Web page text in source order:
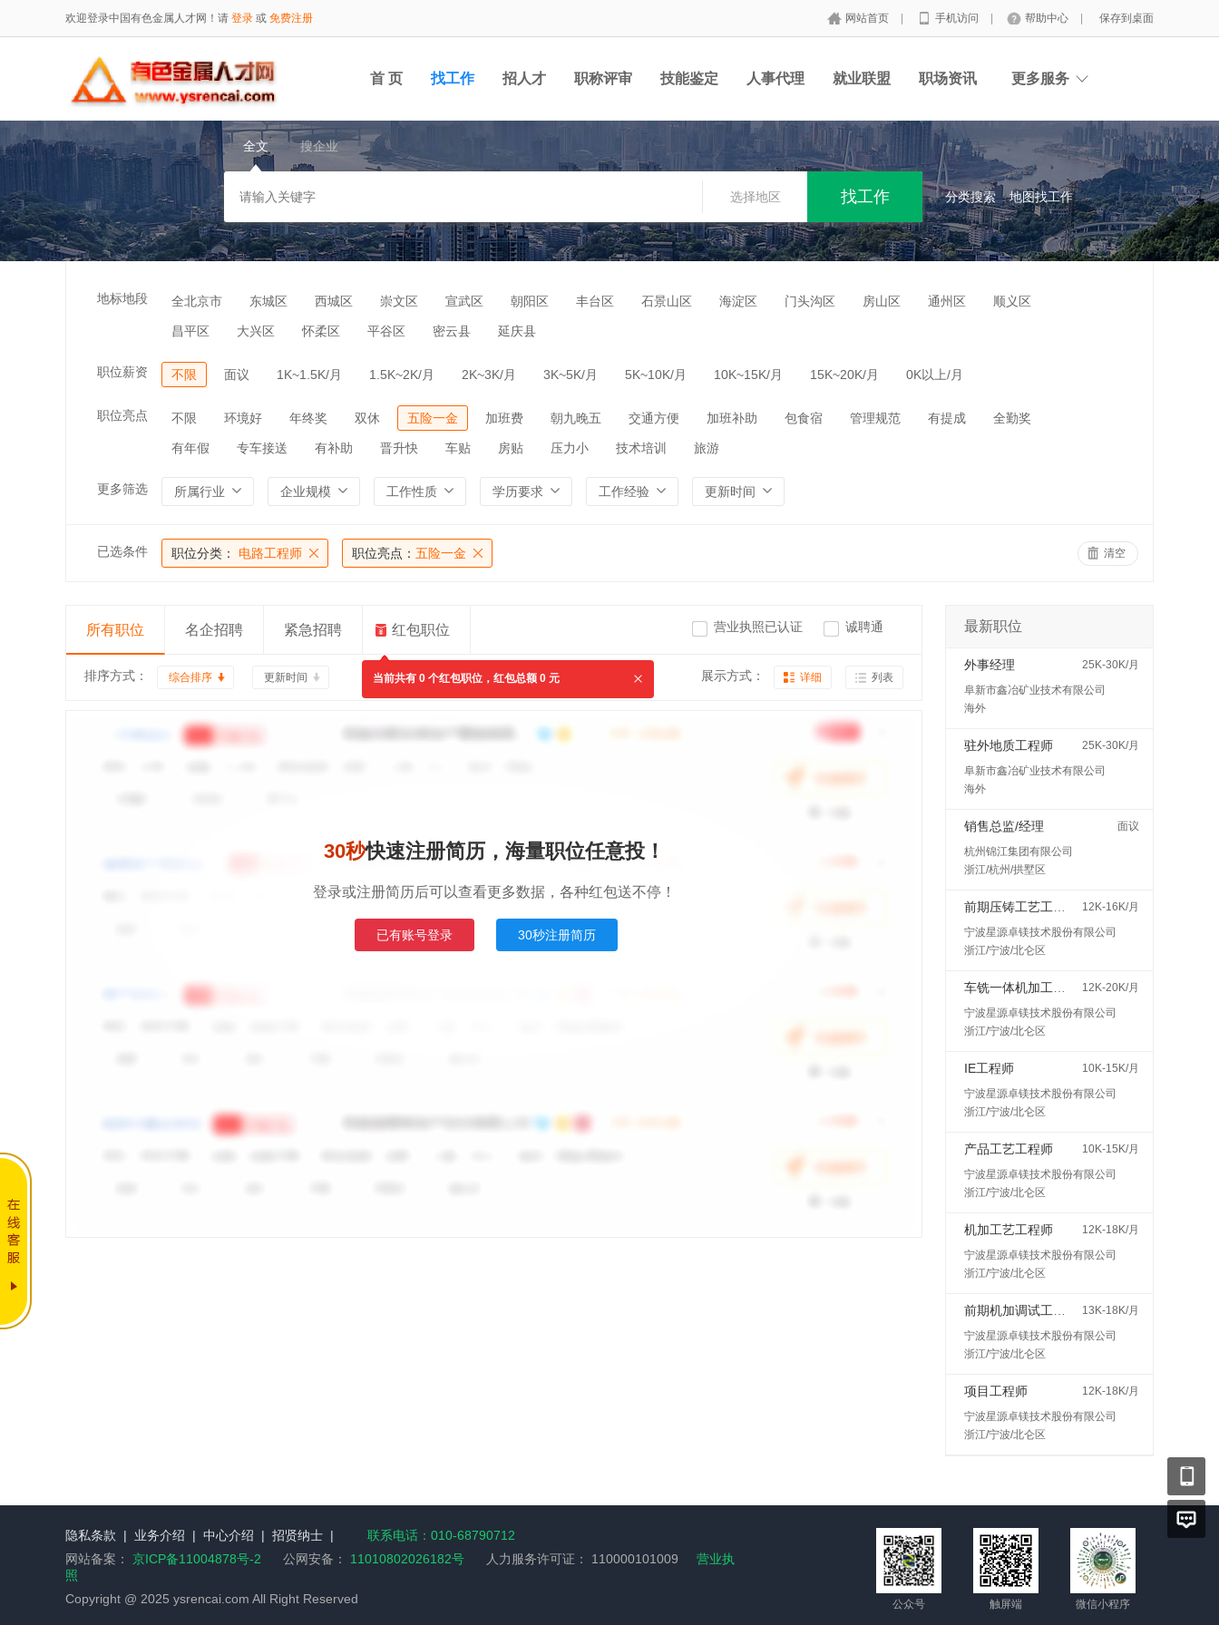
欢迎登录中国有色金属人才网！请 登录 或 免费注册 网站首页 手机访问 帮助中心 保存到桌面
首 页 找工作 招人才 职称评审 技能鉴定 人事代理 就业联盟 职场资讯 更多服务
全文 搜企业
选择地区 分类搜索 地图找工作
地标地段 全北京市 东城区 西城区 崇文区 宣武区 朝阳区 丰台区 石景山区 海淀区 门头沟区 房山区 通州区 顺义区
昌平区 大兴区 怀柔区 平谷区 密云县 延庆县
职位薪资 不限 面议 1K~1.5K/月 1.5K~2K/月 2K~3K/月 3K~5K/月 5K~10K/月 10K~15K/月 15K~20K/月 0K以上/月
职位亮点 不限 环境好 年终奖 双休 五险一金 加班费 朝九晚五 交通方便 加班补助 包食宿 管理规范 有提成 全勤奖
有年假 专车接送 有补助 晋升快 车贴 房贴 压力小 技术培训 旅游
更多筛选 所属行业 企业规模 工作性质 学历要求 工作经验 更新时间
已选条件 职位分类： 电路工程师 职位亮点： 五险一金 清空
所有职位 名企招聘 紧急招聘 红包职位
当前共有 0 个红包职位，红包总额 0 元
营业执照已认证 诚聘通
排序方式： 综合排序 更新时间 展示方式： 详细 列表
30秒快速注册简历，海量职位任意投！
登录或注册简历后可以查看更多数据，各种红包送不停！
已有账号登录 30秒注册简历
最新职位
外事经理
25K-30K/月
阜新市鑫冶矿业技术有限公司
海外
驻外地质工程师
25K-30K/月
阜新市鑫冶矿业技术有限公司
海外
销售总监/经理
面议
杭州锦江集团有限公司
浙江/杭州/拱墅区
12K-16K/月
宁波星源卓镁技术股份有限公司
浙江/宁波/北仑区
12K-20K/月
宁波星源卓镁技术股份有限公司
浙江/宁波/北仑区
IE工程师
10K-15K/月
宁波星源卓镁技术股份有限公司
浙江/宁波/北仑区
产品工艺工程师
10K-15K/月
宁波星源卓镁技术股份有限公司
浙江/宁波/北仑区
机加工艺工程师
12K-18K/月
宁波星源卓镁技术股份有限公司
浙江/宁波/北仑区
13K-18K/月
宁波星源卓镁技术股份有限公司
浙江/宁波/北仑区
项目工程师
12K-18K/月
宁波星源卓镁技术股份有限公司
浙江/宁波/北仑区
隐私条款 | 业务介绍 | 中心介绍 | 招贤纳士 |
联系电话：010-68790712
网站备案： 京ICP备11004878号-2 公网安备： 11010802026182号 人力服务许可证： 110000101009
营业执
照
Copyright @ 2025 ysrencai.com All Right Reserved
公众号 触屏端 微信小程序